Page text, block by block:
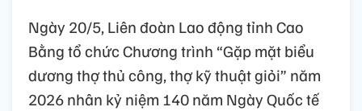
Ngày 20/5, Liên đoàn Lao động tỉnh Cao
Bằng tổ chức Chương trình “Gặp mặt biểu
dương thợ thủ công, thợ kỹ thuật giỏi” năm
2026 nhân kỷ niệm 140 năm Ngày Quốc tế